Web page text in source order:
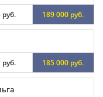
руб. 189 000 руб.
руб. 185 000 руб.